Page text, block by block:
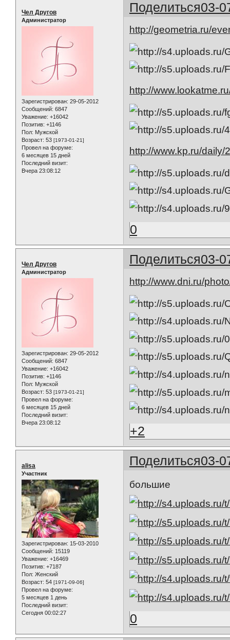
Поделиться03-
Чел Другов
Администратор
Зарегистрирован: 29-05-2012
Сообщений: 6847
Уважение: +16042
Позитив: +1146
Пол: Мужской
Возраст: 53 [1973-01-21]
Провел на форуме:
6 месяцев 15 дней
Последний визит:
Вчера 23:08:12
http://geometria.ru/
http://
http://www.kp.ru/
0
Поделиться03-
Чел Другов
Администратор
Зарегистрирован: 29-05-2012
Сообщений: 6847
Уважение: +16042
Позитив: +1146
Пол: Мужской
Возраст: 53 [1973-01-21]
Провел на форуме:
6 месяцев 15 дней
Последний визит:
Вчера 23:08:12
http://www.dni.ru/
+2
Поделиться03-
alisa
Участник
Зарегистрирован: 15-03-2010
Сообщений: 15119
Уважение: +16469
Позитив: +7187
Пол: Женский
Возраст: 54 [1971-09-06]
Провел на форуме:
5 месяцев 1 день
Последний визит:
Сегодня 00:02:27
большие
0